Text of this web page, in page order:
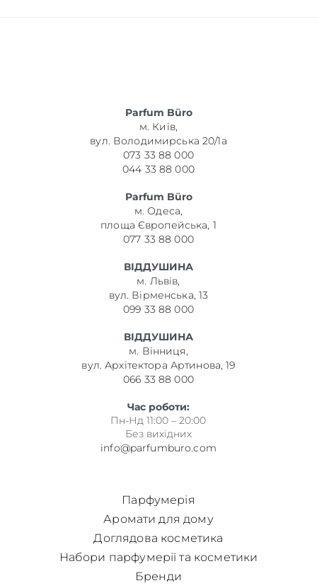
Parfum Büro
м. Київ,
вул. Володимирська 20/1а
073 33 88 000
044 33 88 000
Parfum Büro
м. Одеса,
площа Європейська, 1
077 33 88 000
ВІДДУШИНА
м. Львів,
вул. Вірменська, 13
099 33 88 000
ВІДДУШИНА
м. Вінниця,
вул. Архітектора Артинова, 19
066 33 88 000
Час роботи:
Пн-Нд 11:00 – 20:00
Без вихідних
info@parfumburo.com
Парфумерія
Аромати для дому
Доглядова косметика
Набори парфумерії та косметики
Бренди